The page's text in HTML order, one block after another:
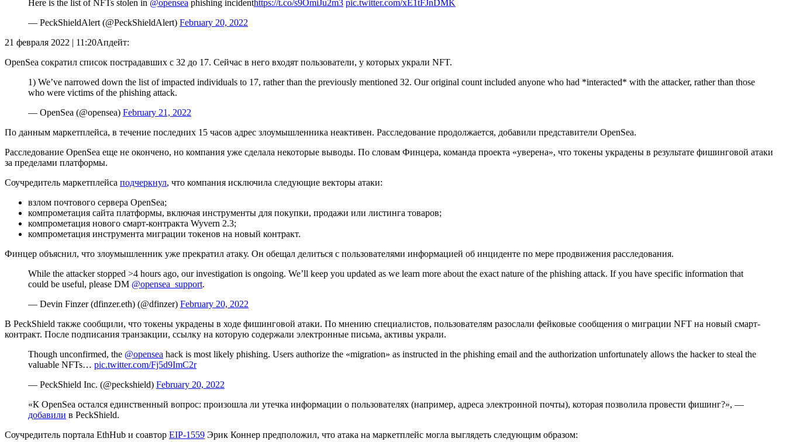
Here is the list of NFTs stolen in @opensea phishing incidenthttps://t.co/s9OmiJu2m3 pic.twitter.com/xE1tFJnDMK
— PeckShieldAlert (@PeckShieldAlert) February 20, 2022
21 февраля 2022 | 11:20Апдейт:
OpenSea сократил список пострадавших с 32 до 17. Сейчас в него входят пользователи, у которых украли NFT.
1) We’ve narrowed down the list of impacted individuals to 17, rather than the previously mentioned 32. Our original count included anyone who had *interacted* with the attacker, rather than those
who were victims of the phishing attack.
— OpenSea (@opensea) February 21, 2022
По данным маркетплейса, в течение последних 15 часов адрес злоумышленника неактивен. Расследование продолжается, добавили представители OpenSea.
Расследование OpenSea еще не окончено, но компания уже сделала некоторые выводы. По словам Финцера, команда проекта «уверена», что токены украдены в результате фишинговой атаки
за пределами платформы.
Соучредитель маркетплейса подчеркнул, что компания исключила следующие векторы атаки:
взлом почтового сервера OpenSea;
компрометация сайта платформы, включая инструменты для покупки, продажи или листинга товаров;
компрометация нового смарт-контракта Wyvern 2.3;
компрометация инструмента миграции токенов на новый контракт.
Финцер объяснил, что злоумышленник уже прекратил атаку. Он обещал делиться с пользователями информацией об инциденте по мере продвижения расследования.
While the attacker stopped >4 hours ago, our investigation is ongoing. We’ll keep you updated as we learn more about the exact nature of the phishing attack. If you have specific information that
could be useful, please DM @opensea_support.
— Devin Finzer (dfinzer.eth) (@dfinzer) February 20, 2022
В PeckShield также сообщили, что токены украдены в ходе фишинговой атаки. По мнению специалистов, пользователям разослали фейковые сообщения о миграции NFT на новый смарт-
контракт. После подписания транзакции, ссылку на которую содержали электронные письма, активы украли.
Though unconfirmed, the @opensea hack is most likely phishing. Users authorize the «migration» as instructed in the phishing email and the authorization unfortunately allows the hacker to steal the
valuable NFTs… pic.twitter.com/Fj5d9ImC2r
— PeckShield Inc. (@peckshield) February 20, 2022
«К OpenSea остался единственный вопрос: произошла ли утечка информации о пользователях (например, адреса электронной почты), которая позволила провести фишинг?», —
добавили в PeckShield.
Соучредитель портала EthHub и соавтор EIP-1559 Эрик Коннер предположил, что атака на маркетплейс могла выглядеть следующим образом: